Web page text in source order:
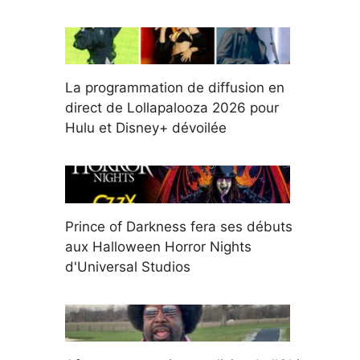
La programmation de diffusion en
direct de Lollapalooza 2026 pour
Hulu et Disney+ dévoilée
Prince of Darkness fera ses débuts
aux Halloween Horror Nights
d'Universal Studios